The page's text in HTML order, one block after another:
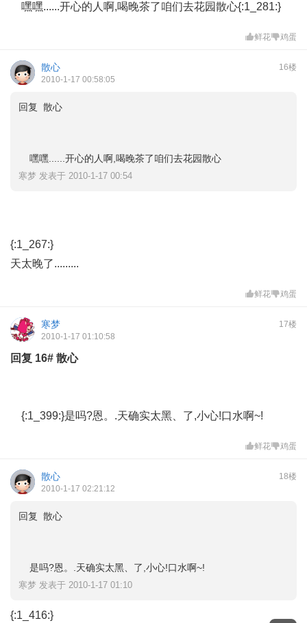
嘿嘿......开心的人啊,喝晚茶了咱们去花园散心{:1_281:}
鲜花 鸡蛋
16楼
散心
2010-1-17 00:58:05
回复 散心
嘿嘿......开心的人啊,喝晚茶了咱们去花园散心
寒梦 发表于 2010-1-17 00:54
{:1_267:}
天太晚了.........
鲜花 鸡蛋
17楼
寒梦
2010-1-17 01:10:58
回复 16# 散心
{:1_399:}是吗?恩。.天确实太黑、了,小心!口水啊~!
鲜花 鸡蛋
18楼
散心
2010-1-17 02:21:12
回复 散心
是吗?恩。.天确实太黑、了,小心!口水啊~!
寒梦 发表于 2010-1-17 01:10
{:1_416:}